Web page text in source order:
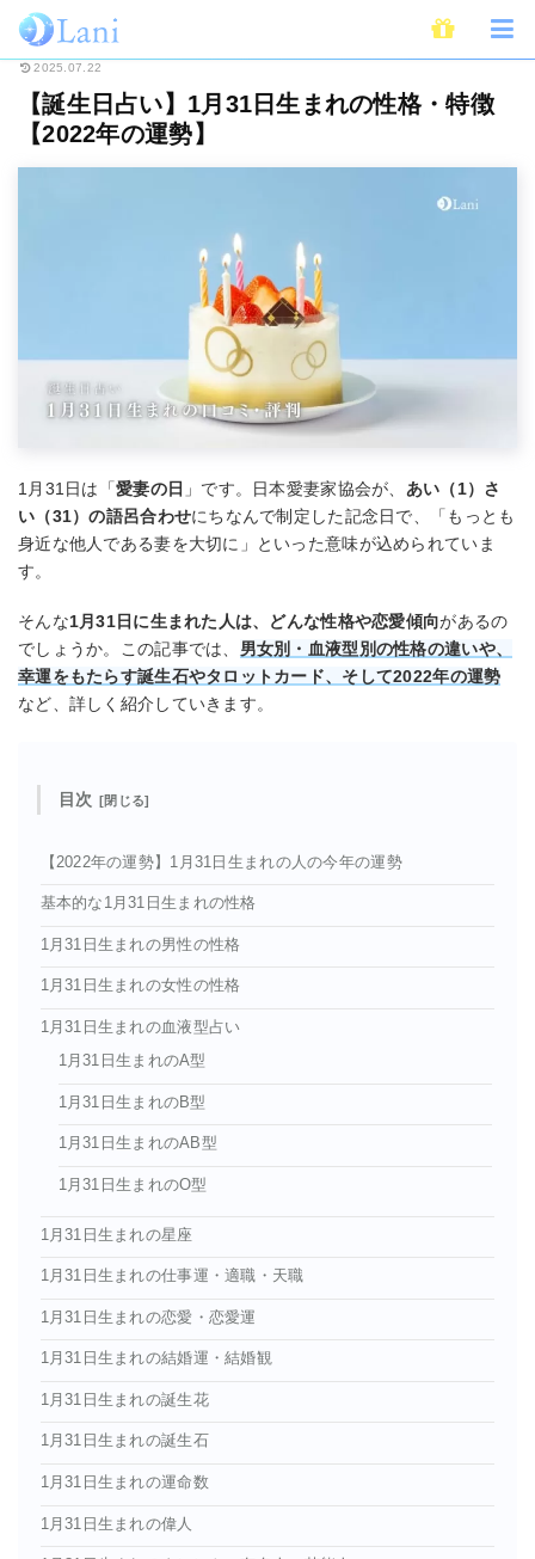
ホーム 占い 【誕生日占い】1月31日生まれの性格・特徴【
2025.07.22
【誕生日占い】1月31日生まれの性格・特徴
【2022年の運勢】
1月31日は「愛妻の日 」です。日本愛妻家協会が、 あい（1）さ
い（31）の語呂合わせにちなんで制定した記念日で、「もっとも
身近な他人である妻を大切に」といった意味が込められていま
す。
そんな1月31日に生まれた人は、どんな性格や恋愛傾向があるの
でしょうか。この記事では、 男女別・血液型別の性格の違いや、
幸運をもたらす誕生石やタロットカード、そして2022年の運勢
など、詳しく紹介していきます。
目次
【2022年の運勢】1月31日生まれの人の今年の運勢
基本的な1月31日生まれの性格
1月31日生まれの男性の性格
1月31日生まれの女性の性格
1月31日生まれの血液型占い
1月31日生まれのA型
1月31日生まれのB型
1月31日生まれのAB型
1月31日生まれのO型
1月31日生まれの星座
1月31日生まれの仕事運・適職・天職
1月31日生まれの恋愛・恋愛運
1月31日生まれの結婚運・結婚観
1月31日生まれの誕生花
1月31日生まれの誕生石
1月31日生まれの運命数
1月31日生まれの偉人